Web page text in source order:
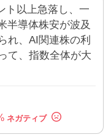
ト以上急落し、一
半導体株安が波及
れ、AI関連株の利
て、指数全体が大